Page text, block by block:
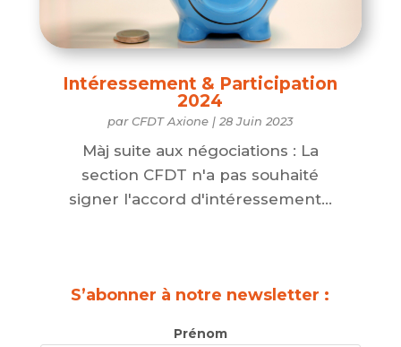
Intéressement & Participation
2024
par CFDT Axione |28 Juin 2023
Màj suite aux négociations : La
section CFDT n'a pas souhaité
signer l'accord d'intéressement...
S’abonner à notre newsletter :
Prénom